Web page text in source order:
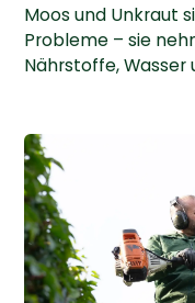
Moos und Unkraut
Probleme – sie
Nährstoffe, Wasser